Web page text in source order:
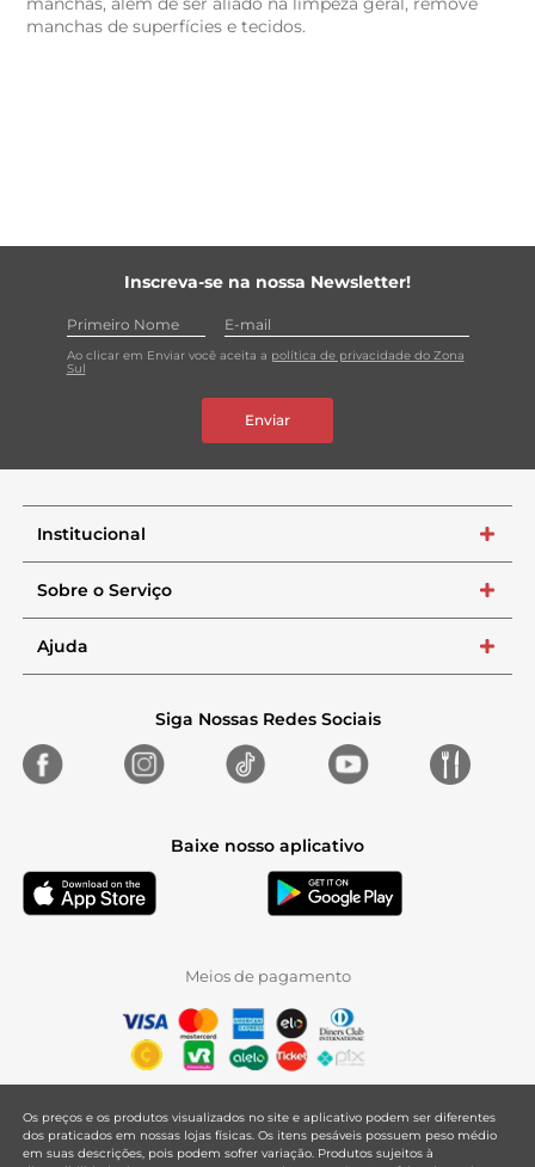
manchas de superfícies e tecidos.
Inscreva-se na nossa Newsletter!
Ao clicar em Enviar você aceita a política de privacidade do Zona
Sul
Enviar
Institucional +
Sobre o Serviço +
Ajuda +
Siga Nossas Redes Sociais
Baixe nosso aplicativo
Meios de pagamento
Os preços e os produtos visualizados no site e aplicativo podem ser diferentes
dos praticados em nossas lojas físicas. Os itens pesáveis possuem peso médio
em suas descrições, pois podem sofrer variação. Produtos sujeitos à